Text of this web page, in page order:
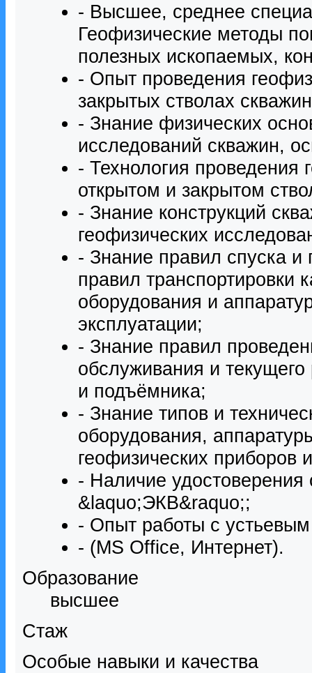
- Высшее, среднее
Геофизические методы
полезных ископаемых,
- Опыт проведения
закрытых стволах
- Знание физических
исследований скважин,
- Технология проведения
открытом и закрытом
- Знание конструкций
геофизических
- Знание правил спуска и
правил транспортировки
оборудования и
эксплуатации;
- Знание правил
обслуживания и
и подъёмника;
- Знание типов и
оборудования,
геофизических приборов
- Наличие удостоверения
&laquo;ЭКВ&raquo;;
- Опыт работы с
- (MS Office, Интернет).
Образование
высшее
Стаж
Особые навыки и качества